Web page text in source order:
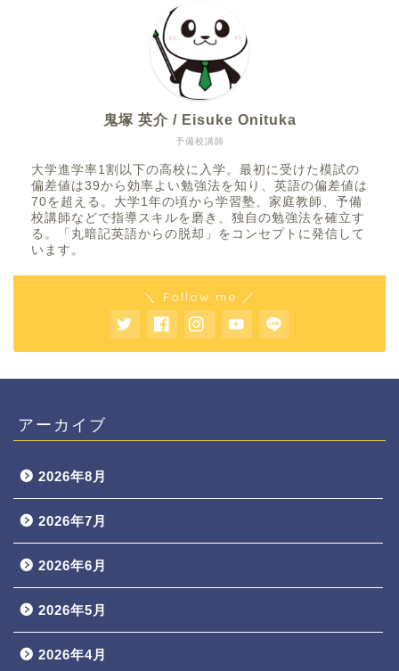
予備校講師
鬼塚 英介 / Eisuke Onituka
大学進学率1割以下の高校に入学。最初に受けた模試の
偏差値は39から効率よい勉強法を知り、英語の偏差値は
70を超える。大学1年の頃から学習塾、家庭教師、予備
校講師などで指導スキルを磨き、独自の勉強法を確立す
る。「丸暗記英語からの脱却」をコンセプトに発信して
います。
＼ Follow me ／
アーカイブ
2026年8月
2026年7月
2026年6月
2026年5月
2026年4月